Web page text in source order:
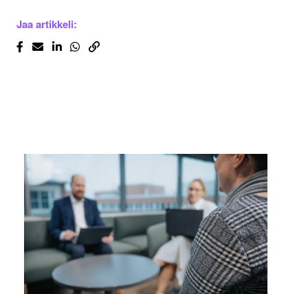
Jaa artikkeli: